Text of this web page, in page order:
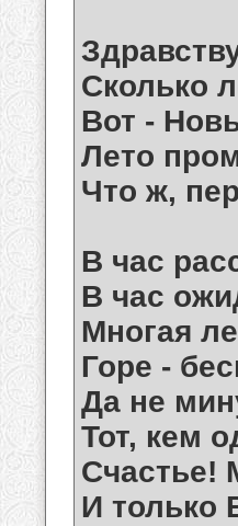
Сколько
Вот -
Лето
Что ж,
В час
В час
Многая
Горе -
Да не
Тот, кем
Счастье!
И только